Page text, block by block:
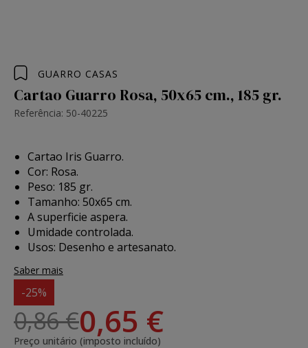
GUARRO CASAS
Cartao Guarro Rosa, 50x65 cm., 185 gr.
Referência: 50-40225
Cartao Iris Guarro.
Cor: Rosa.
Peso: 185 gr.
Tamanho: 50x65 cm.
A superficie aspera.
Umidade controlada.
Usos: Desenho e artesanato.
Saber mais
-25%
0,86 €0,65 €
Preço unitário (imposto incluído)